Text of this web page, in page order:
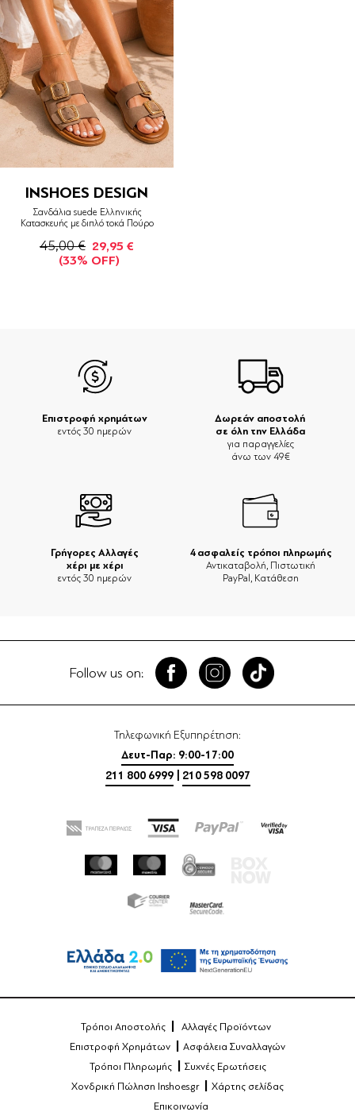
INSHOES DESIGN
Σανδάλια suede Ελληνικής
Κατασκευής με διπλό τοκά Πούρο
45,00 € 29,95 €
(33% OFF)
Δωρεάν αποστολή
σε όλη την Ελλάδα
για παραγγελίες
άνω των 49€
Επιστροφή χρημάτων
εντός 30 ημερών
Γρήγορες Αλλαγές
χέρι με χέρι
εντός 30 ημερών
4 ασφαλείς τρόποι πληρωμής
Αντικαταβολή, Πιστωτική
PayPal, Κατάθεση
Follow us on:
Τηλεφωνική Εξυπηρέτηση:
Δευτ-Παρ: 9:00-17:00
211 800 6999
210 598 0097
Τρόποι Αποστολής
Αλλαγές Προϊόντων
Επιστροφή Χρημάτων
Ασφάλεια Συναλλαγών
Τρόποι Πληρωμής
Συχνές Ερωτήσεις
Χονδρική Πώληση Inshoes.gr
Χάρτης σελίδας
Επικοινωνία